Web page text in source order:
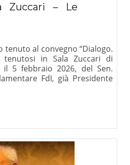
Zuccari – Le
tenuto al convegno “Dialogo.
tenutosi in Sala Zuccari di
il 5 febbraio 2026, del Sen.
FdI, già Presidente